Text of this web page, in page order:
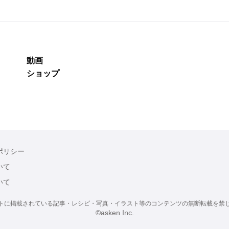
動画
ショップ
リシー
て
て
に掲載されている記事・レシピ・写真・イラスト等のコンテンツの無断転載を禁
©asken Inc.